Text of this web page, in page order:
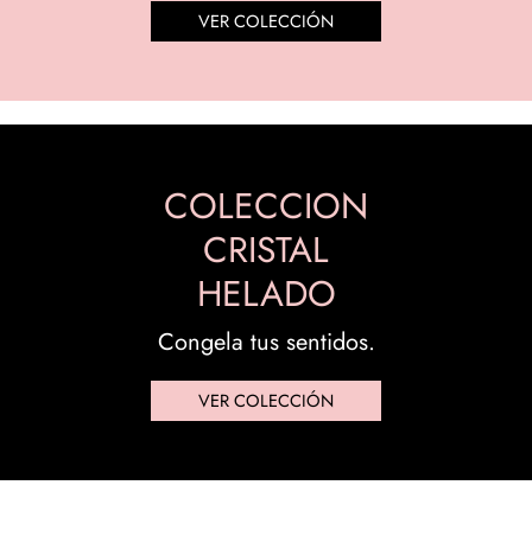
VER COLECCIÓN
COLECCION
CRISTAL
HELADO
Congela tus sentidos.
VER COLECCIÓN